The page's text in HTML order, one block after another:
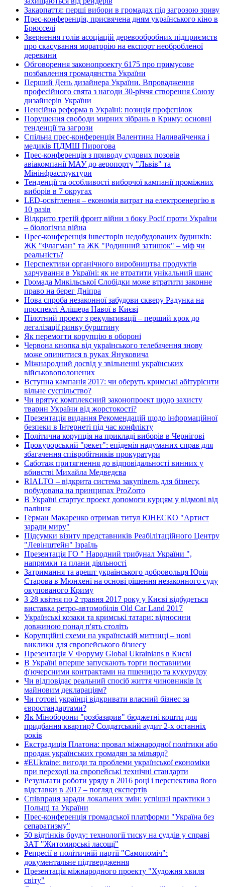
Закарпаття: перші вибори в громадах під загрозою зриву
Прес-конференція, присвячена дням українського кіно в
Брюсселі
Звернення голів асоціацій деревообробних підприємств
про скасування мораторію на експорт необробленої
деревини
Обговорення законопроекту 6175 про примусове
позбавлення громадянства України
Перший День дизайнера України. Впровадження
професійного свята з нагоди 30-річчя створення Союзу
дизайнерів України
Пенсійна реформа в Україні: позиція профспілок
Порушення свободи мирних зібрань в Криму: основні
тенденції та загрози
Спільна прес-конференція Валентина Наливайченка і
медиків ПДМШ Пирогова
Прес-конференція з приводу судових позовів
авіакомпанії МАУ до аеропорту "Львів" та
Мінінфраструктури
Тенденції та особливості виборчої кампанії проміжних
виборів в 7 округах
LED-освітлення – економія витрат на електроенергію в
10 разів
Відкрито третій фронт війни з боку Росії проти України
– біологічна війна
Прес-конференція інвесторів недобудованих будинків:
ЖК "Флагман" та ЖК "Родинний затишок" – міф чи
реальність?
Перспективи органічного виробництва продуктів
харчування в Україні: як не втратити унікальний шанс
Громада Микільської Слобідки може втратити законне
право на берег Дніпра
Нова спроба незаконної забудови скверу Радунка на
проспекті Алішера Навої в Києві
Пілотний проект з рекультивації – перший крок до
легалізації ринку бурштину
Як перемогти корупцію в обороні
Червона кнопка від українського телебачення знову
може опинитися в руках Януковича
Міжнародний досвід у звільненні українських
військовополонених
Вступна кампанія 2017: чи оберуть кримські абітурієнти
вільне суспільство?
Чи врятує комплексний законопроект щодо захисту
тварин України від жорстокості?
Презентація видання Рекомендацій щодо інформаційної
безпеки в Інтернеті під час конфлікту
Політична корупція на прикладі виборів в Чернігові
Прокурорський "рекет": епідемія надуманих справ для
збагачення співробітників прокуратури
Саботаж притягнення до відповідальності винних у
вбивстві Михайла Медведєва
RIALTO – відкрита система закупівель для бізнесу,
побудована на принципах ProZorro
В Україні стартує проект допомоги курцям у відмові від
паління
Герман Макаренко отримав титул ЮНЕСКО "Артист
заради миру"
Підсумки візиту представників Реабілітаційного Центру
"Левінштейн" Ізраїль
Презентація ГО " Народний трибунал України ",
напрямки та плани діяльності
Затримання та арешт українського добровольця Юрія
Старова в Мюнхені на основі рішення незаконного суду
окупованого Криму
З 28 квітня по 2 травня 2017 року у Києві відбудеться
виставка ретро-автомобілів Old Car Land 2017
Українські козаки та кримські татари: відносини
довжиною понад п'ять століть
Корупційні схеми на українській митниці – нові
виклики для європейського бізнесу
Презентація V Форуму Global Ukrainians в Києві
В Україні вперше запускають торги поставними
ф'ючерсними контрактами на пшеницю та кукурудзу
Чи відповідає реальний спосіб життя чиновників їх
майновим деклараціям?
Чи готові українці відкривати власний бізнес за
євростандартами?
Як Міноборони "розбазарив" бюджетні кошти для
придбання квартир? Солдатський аудит 2-х останніх
років
Екстрадиція Платона: провал міжнародної політики або
продаж українських громадян за мільярд?
#EUkraine: вигоди та проблеми української економіки
при переході на європейські технічні стандарти
Результати роботи уряду в 2016 році і перспектива його
відставки в 2017 – погляд експертів
Співпраця заради локальних змін: успішні практики з
Польщі та України
Прес-конференція громадської платформи "Україна без
сепаратизму"
50 відтінків бруду: технології тиску на суддів у справі
ЗАТ "Житомирські ласощі"
Репресії в політичній партії "Самопоміч":
документальне підтвердження
Презентація міжнародного проекту "Художня хвиля
світу"